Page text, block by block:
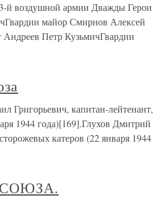
й воздушной армии Дважды Герои
майор Смирнов Алексей
Петр КузьмичГвардии
Григорьевич, капитан-лейтенант,
1944 года)[169].Глухов Дмитрий
катеров (22 января 1944